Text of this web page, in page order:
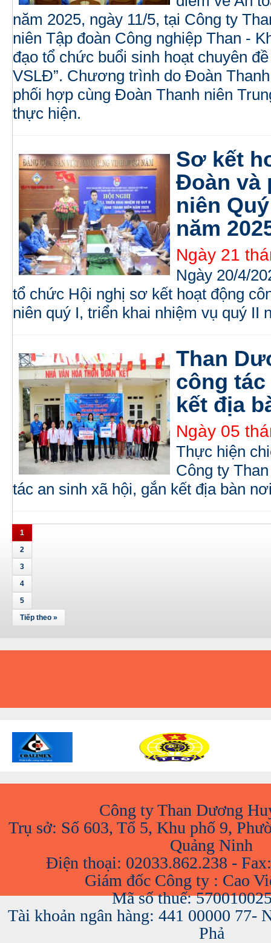
năm 2025, ngày 11/5, tại Công ty
niên Tập đoàn Công nghiệp Than -
đạo tổ chức buổi sinh hoạt chuyên
VSLĐ”. Chương trình do Đoàn
phối hợp cùng Đoàn Thanh niên
thực hiện.
Sơ kết
Đoàn và
niên
năm
Ngày 21
Ngày 20/4/
tổ chức Hội nghị sơ kết hoạt động
niên quý I, triển khai nhiệm vụ quý II
Than
công
kết địa
Ngày 05
Thực hiện
Công ty
tác an sinh xã hội, gắn kết địa bàn
1
2
3
4
5
Tiếp theo »
Công ty Than Dương
Trụ sở: Số 603, Tổ 5, Khu phố 9,
Quảng Ninh
Điện thoại: 02033.862.238 -
Giám đốc Công ty : Cao
Mã số thuế:
Tài khoản ngân hàng: 441 00000 77-
Phả